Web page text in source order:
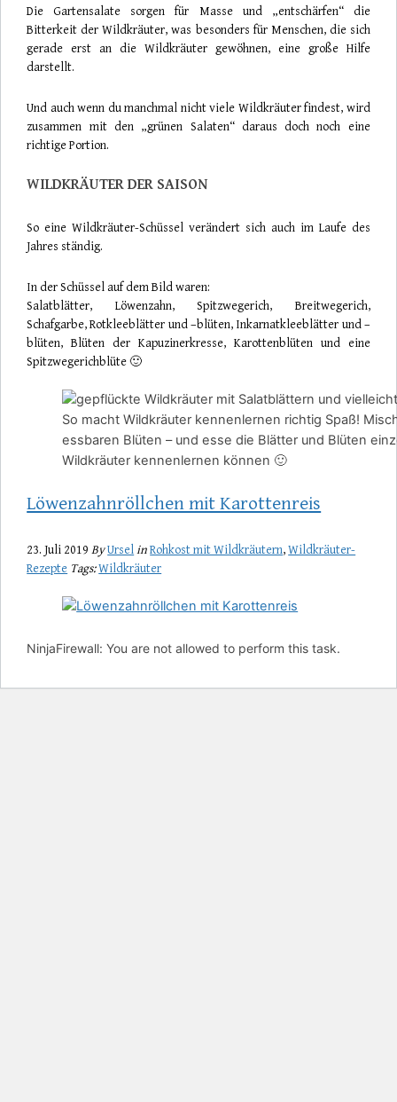
Die Gartensalate sorgen für Masse und „entschärfen“ die
Bitterkeit der Wildkräuter, was besonders für Menschen, die sich
gerade erst an die Wildkräuter gewöhnen, eine große Hilfe
darstellt.
Und auch wenn du manchmal nicht viele Wildkräuter findest, wird
zusammen mit den „grünen Salaten“ daraus doch noch eine
richtige Portion.
WILDKRÄUTER DER SAISON
So eine Wildkräuter-Schüssel verändert sich auch im Laufe des
Jahres ständig.
In der Schüssel auf dem Bild waren:
Salatblätter, Löwenzahn, Spitzwegerich, Breitwegerich,
Schafgarbe, Rotkleeblätter und –blüten, Inkarnatkleeblätter und –
blüten, Blüten der Kapuzinerkresse, Karottenblüten und eine
Spitzwegerichblüte 🙂
So macht Wildkräuter kennenlernen richtig Spaß!
essbaren Blüten – und esse die Blätter und Blüten
Wildkräuter kennenlernen können 🙂
Löwenzahnröllchen mit Karottenreis
23. Juli 2019 ByUrselinRohkost mit Wildkräutern,Wildkräuter-
Rezepte Tags:Wildkräuter
NinjaFirewall: You are not allowed to perform this task.